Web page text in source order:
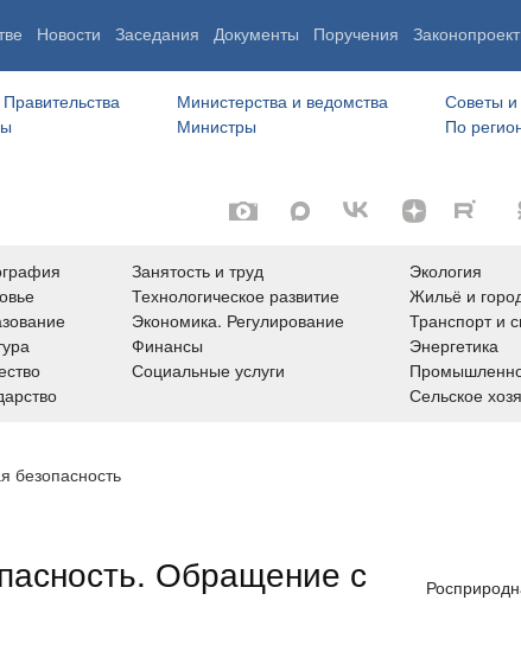
Новости Заседания Документы Поручения
Министерства и ведомства
Министры
Советы и
По
Занятость и труд
Технологическое развитие
Экономика. Регулирование
Финансы
Социальные услуги
Экология
Жильё и
Транспорт и
Энергетика
Сельское
безопасность
Обращение с